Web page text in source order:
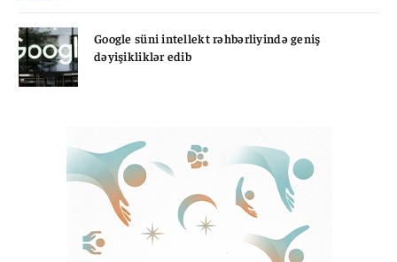
Google süni intellekt rəhbərliyində geniş
dəyişikliklər edib